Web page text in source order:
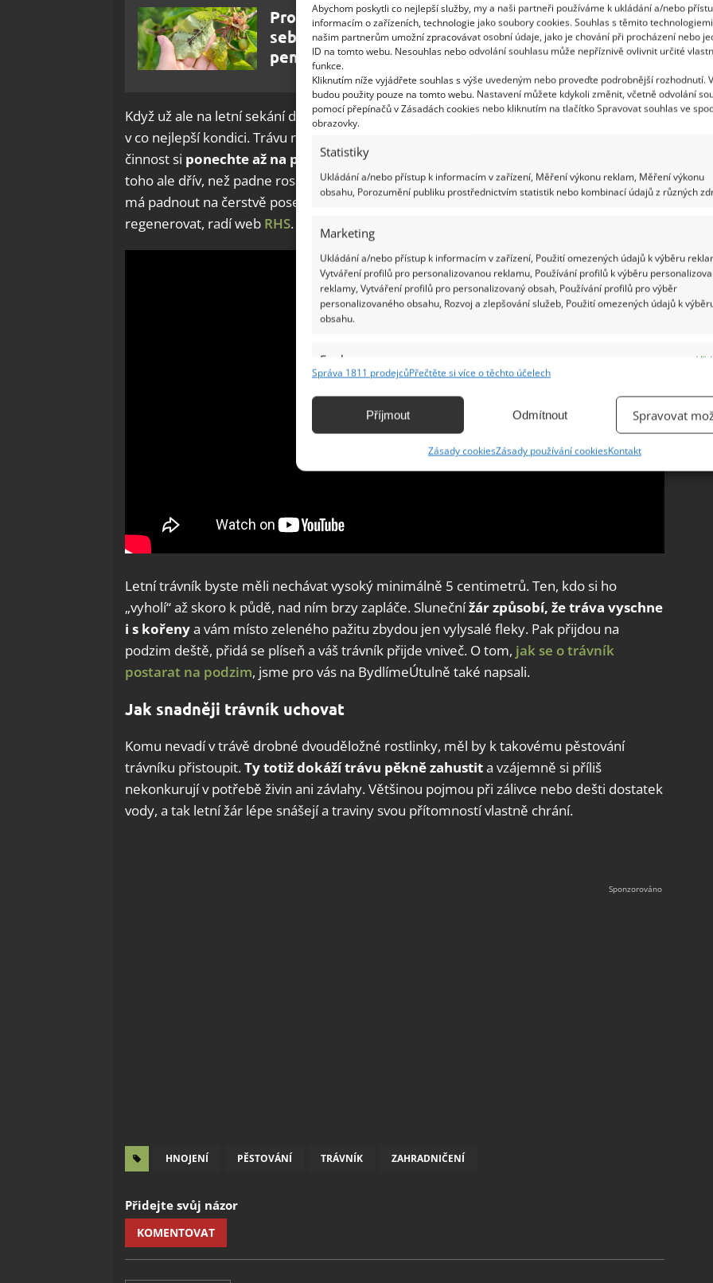
Abychom poskytli co nejlepší služby, my a naši partneři používáme k ukládání a/nebo
informacím o zařízeních, technologie jako soubory cookies. Souhlas s těmito
našim partnerům umožní zpracovávat osobní údaje, jako je chování při procházení nebo
ID na tomto webu. Nesouhlas nebo odvolání souhlasu může nepříznivě ovlivnit určité
funkce.
Kliknutím níže vyjádřete souhlas s výše uvedeným nebo proveďte podrobnější rozhodnutí.
budou použity pouze na tomto webu. Nastavení můžete kdykoli změnit, včetně odvolání
pomocí přepínačů v Zásadách cookies nebo kliknutím na tlačítko Spravovat souhlas ve
obrazovky.
Statistiky
Ukládání a/nebo přístup k informacím v zařízení, Měření výkonu reklam, Měření výkonu
obsahu, Porozumění publiku prostřednictvím statistik nebo kombinací údajů z různých
Marketing
Ukládání a/nebo přístup k informacím v zařízení, Použití omezených údajů k výběru
Vytváření profilů pro personalizovanou reklamu, Používání profilů k výběru
reklamy, Vytváření profilů pro personalizovaný obsah, Používání profilů pro výběr
personalizovaného obsahu, Rozvoj a zlepšování služeb, Použití omezených údajů k
obsahu.
Funkce
Identifikace zařízení na základě automaticky přenášených informací.
základě aktivně vyžádaných informací.
odstraňování chyb, Poskytování a zobrazování reklamy a obsahu,
Správa 1811 prodejcůPřečtěte si více o těchto účelech
Příjmout Odmítnout Spravovat
Zásady cookiesZásady používání cookiesKontakt
Proti tomuto přírodnímu postřiku nemají mšice
sebemenší šanci. Ušetříte díky němu spoustu
peněz
Když už ale na letní sekání dojde, dodržujte některá pravidla, abyste trávník zachovali
v co nejlepší kondici. Trávu nesekejte uprostřed slunečného a parného dne. Tuto
činnost si ponechte až na podvečer, zeleň se nebude tolik odpařovat
toho ale dřív, než padne rosa. Vlhký trávník by se vám špatně sekal. A za druhé – rosa
má padnout na čerstvě posečenou trávu, která se tak osvěží a během noci pak může
regenerovat, radí web RHS.
Letní trávník byste měli nechávat vysoký minimálně 5 centimetrů. Ten, kdo si ho
„vyholí“ až skoro k půdě, nad ním brzy zapláče. Slunečnížár způsobí, že tráva vyschne
i s kořenya vám místo zeleného pažitu zbydou jen vylysalé fleky. Pak přijdou na
podzim deště, přidá se plíseň a váš trávník přijde vniveč. O tom, jak se o trávník
postarat na podzim, jsme pro vás na BydlímeÚtulně také napsali.
Jak snadněji trávník uchovat
Komu nevadí v trávě drobné dvouděložné rostlinky, měl by k takovému pěstování
trávníku přistoupit.Ty totiž dokáží trávu pěkně zahustita vzájemně si příliš
nekonkurují v potřebě živin ani závlahy. Většinou pojmou při zálivce nebo dešti dostatek
vody, a tak letní žár lépe snášejí a traviny svou přítomností vlastně chrání.
HNOJENÍ PĚSTOVÁNÍ TRÁVNÍK ZAHRADNIČENÍ
Přidejte svůj názor
KOMENTOVAT